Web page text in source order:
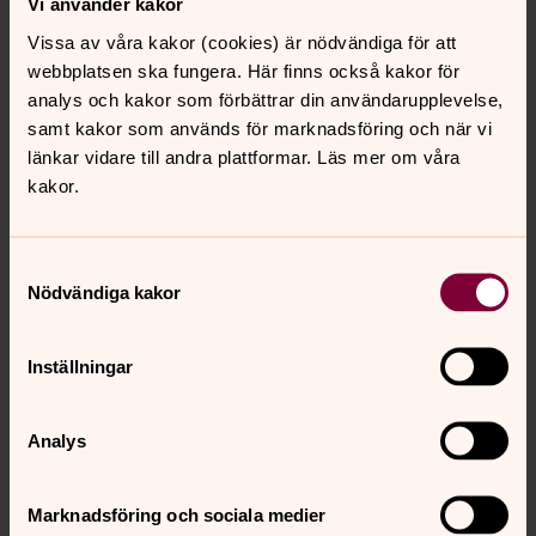
Vissa av våra kakor (cookies) är nödvändiga för att
webbplatsen ska fungera. Här finns också kakor för
analys och kakor som förbättrar din användarupplevelse,
samt kakor som används för marknadsföring och när vi
länkar vidare till andra plattformar. Läs mer om våra
kakor.
Nödvändiga kakor
Inställningar
Analys
Marknadsföring och sociala medier
Föredrag med Margareta Brandby Cöster präst.
Fika.
30 juli Konsert i folkmusikens tecken
Nina Perez fiol, Mattias Perez gitarr.
viola, Boel Gårsjö, cello.
Välkommen till kyrkorna i sommar. Fika, klättra i torn, gå
på ljudvandring, pilgrimsvandring, lek med barn och
mycket mer. Många sommarkvällar fylls av toner, ord och
musik av många sorter. Välkommen!